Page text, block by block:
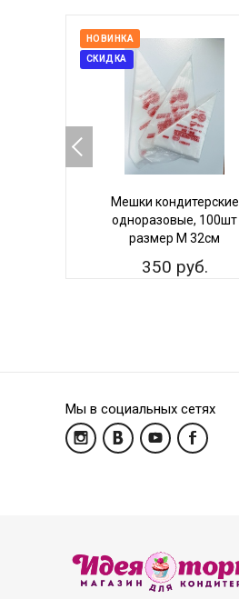
НОВИНКА
СКИДКА
Мешки кондитерские
одноразовые, 100шт
размер М 32см
350 руб.
Мы в социальных сетях